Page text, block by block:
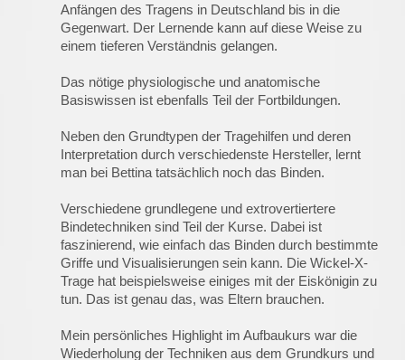
Anfängen des Tragens in Deutschland bis in die
Gegenwart. Der Lernende kann auf diese Weise zu
einem tieferen Verständnis gelangen.
Das nötige physiologische und anatomische
Basiswissen ist ebenfalls Teil der Fortbildungen.
Neben den Grundtypen der Tragehilfen und deren
Interpretation durch verschiedenste Hersteller, lernt
man bei Bettina tatsächlich noch das Binden.
Verschiedene grundlegene und extrovertiertere
Bindetechniken sind Teil der Kurse. Dabei ist
faszinierend, wie einfach das Binden durch bestimmte
Griffe und Visualisierungen sein kann. Die Wickel-X-
Trage hat beispielsweise einiges mit der Eiskönigin zu
tun. Das ist genau das, was Eltern brauchen.
Mein persönliches Highlight im Aufbaukurs war die
Wiederholung der Techniken aus dem Grundkurs und